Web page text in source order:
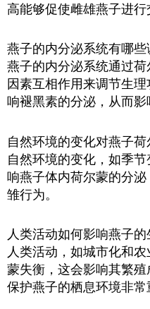
高能够促使雌雄燕子进行
燕子的内分泌系统有哪些
燕子的内分泌系统通过
因素互相作用来调节生
响褪黑素的分泌，从而影
自然环境的变化对燕子荷
自然环境的变化，如季
响燕子体内荷尔蒙的分
雏行为。
人类活动如何影响燕子的
人类活动，如城市化和
蒙失衡，这会影响其繁殖
保护燕子的栖息环境非常